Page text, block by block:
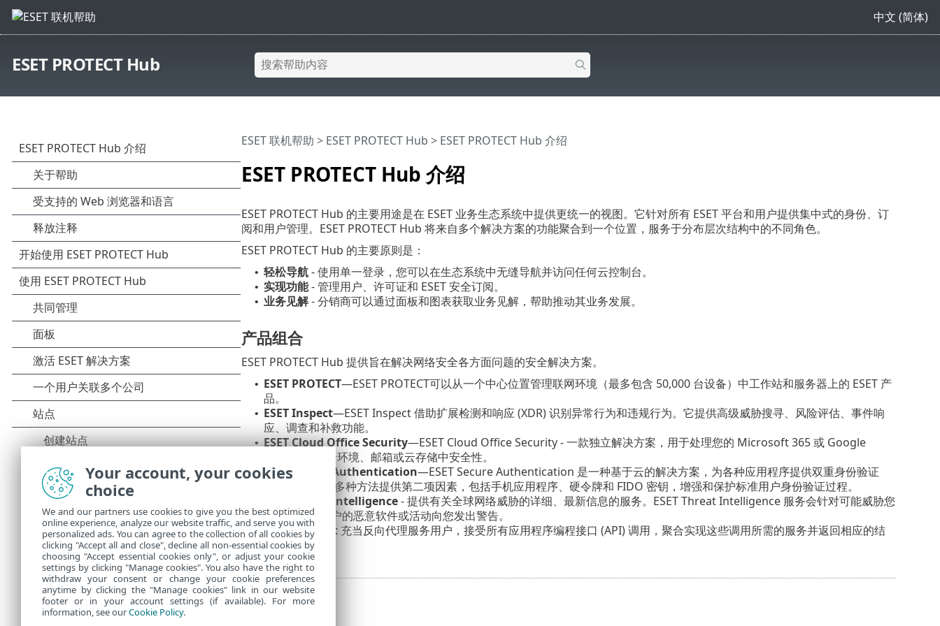
中文 (简体)
ESET PROTECT Hub
ESET PROTECT Hub 介绍
ESET 联机帮助 > ESET PROTECT Hub > ESET PROTECT Hub 介绍
ESET PROTECT Hub 的主要用途是在 ESET 业务生态系统中提供更统一的视图。它针对所有 ESET 平台和用户提供集中式的身份、订
阅和用户管理。ESET PROTECT Hub 将来自多个解决方案的功能聚合到一个位置，服务于分布层次结构中的不同角色。
ESET PROTECT Hub 的主要原则是：
• 轻松导航- 使用单一登录，您可以在生态系统中无缝导航并访问任何云控制台。
• 实现功能- 管理用户、许可证和 ESET 安全订阅。
• 业务见解- 分销商可以通过面板和图表获取业务见解，帮助推动其业务发展。
产品组合
ESET PROTECT Hub 提供旨在解决网络安全各方面问题的安全解决方案。
• ESET PROTECT—ESET PROTECT可以从一个中心位置管理联网环境（最多包含 50,000 台设备）中工作站和服务器上的 ESET 产
品。
• ESET Inspect—ESET Inspect 借助扩展检测和响应 (XDR) 识别异常行为和违规行为。它提供高级威胁搜寻、风险评估、事件响
应、调查和补救功能。
• ESET Cloud Office Security—ESET Cloud Office Security - 一款独立解决方案，用于处理您的 Microsoft 365 或 Google
Workspace 云环境、邮箱或云存储中安全性。
• ESET Secure Authentication—ESET Secure Authentication 是一种基于云的解决方案，为各种应用程序提供双重身份验证
(2FA)。它通过多种方法提供第二项因素，包括手机应用程序、硬令牌和 FIDO 密钥，增强和保护标准用户身份验证过程。
ESET Threat Intelligence- 提供有关全球网络威胁的详细、最新信息的服务。ESET Threat Intelligence 服务会针对可能威胁您
的组织或其客户的恶意软件或活动向您发出警告。
• ESET Connect充当反向代理服务用户，接受所有应用程序编程接口 (API) 调用，聚合实现这些调用所需的服务并返回相应的结
果。
Your account, your cookies
choice
We and our partners use cookies to give you the best optimized
online experience, analyze our website traffic, and serve you with
personalized ads. You can agree to the collection of all cookies by
clicking "Accept all and close", decline all non-essential cookies by
choosing "Accept essential cookies only", or adjust your cookie
settings by clicking "Manage cookies". You also have the right to
withdraw your consent or change your cookie preferences
anytime by clicking the "Manage cookies" link in our website
footer or in your account settings (if available). For more
information, see ourCookie Policy.